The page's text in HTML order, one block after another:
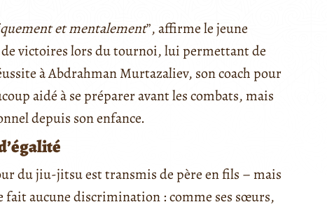
et mentalement”, affirme le jeune
victoires lors du tournoi, lui permettant de
à Abdrahman Murtazaliev, son coach pour
aidé à se préparer avant les combats, mais
depuis son enfance.
du jiu-jitsu est transmis de père en fils – mais
fait aucune discrimination : comme ses sœurs,